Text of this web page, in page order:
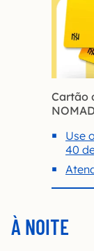
Cartão
Use
40
À NOITE